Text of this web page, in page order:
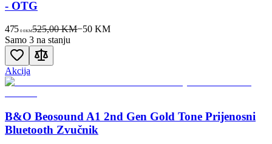
- OTG
475 00KM525,00 KM−50 KM
Samo 3 na stanju
Akcija
B&O Beosound A1 2nd Gen Gold Tone Prijenosni
Bluetooth Zvučnik